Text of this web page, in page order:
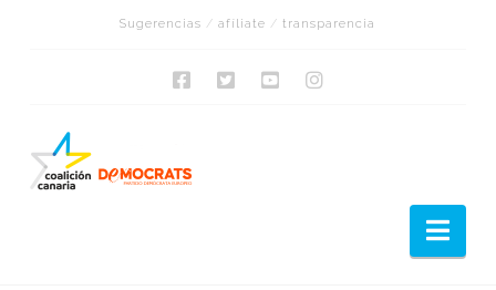
Sugerencias /afíliate /transparencia